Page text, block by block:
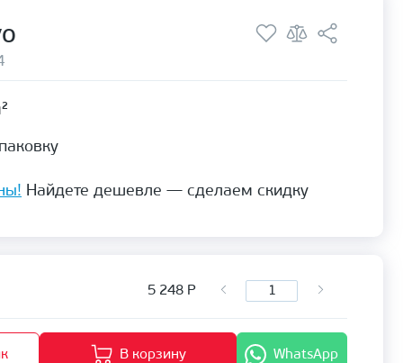
Найдете дешевле — сделаем скидку
5 248 Р
В корзину WhatsApp